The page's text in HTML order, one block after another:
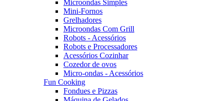
Microondas Simples
Mini-Fornos
Grelhadores
Microondas Com Grill
Robots - Acessórios
Robots e Processadores
Acessórios Cozinhar
Cozedor de ovos
Micro-ondas - Acessórios
Fun Cooking
Fondues e Pizzas